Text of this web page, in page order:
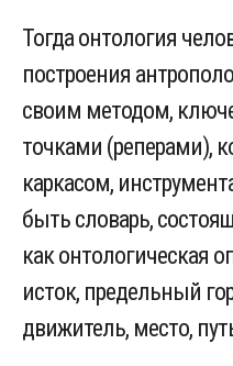
Тогда онтология
построения
своим методом,
точками (реперами),
каркасом,
быть словарь,
как онтологическая
исток, предельный
движитель, место,